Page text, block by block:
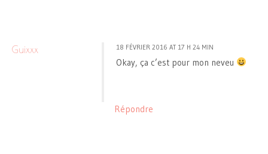
Guixxx 18 FÉVRIER 2016 AT 17 H 24 MIN
Okay, ça c’est pour mon neveu
Répondre